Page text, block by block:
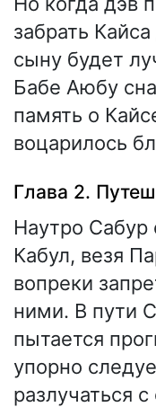
забрать
сыну будет
Бабе Аюбу
память о
воцарилось
Глава 2.
Наутро Сабур
Кабул, везя
вопреки
ними. В пути
пытается
упорно
разлучаться